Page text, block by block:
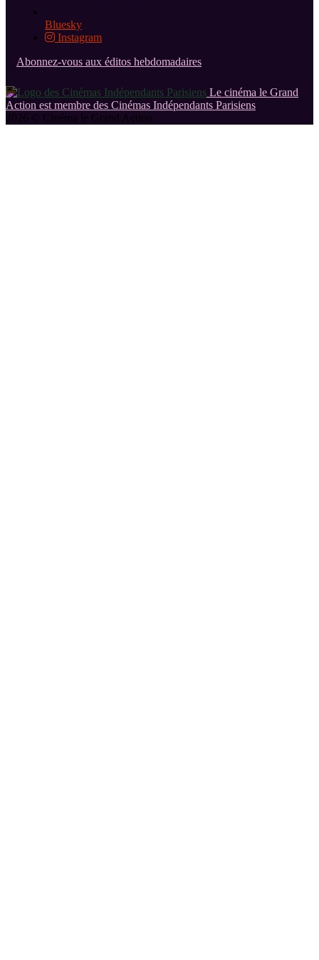
Bluesky
Instagram
Abonnez-vous aux éditos hebdomadaires
Le cinéma le Grand
Action est membre des Cinémas Indépendants Parisiens
2026 © Cinéma le Grand Action